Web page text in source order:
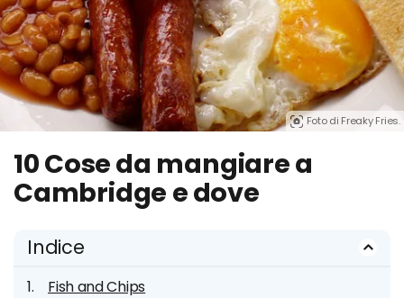
Foto di Freaky Fries.
10 Cose da mangiare a
Cambridge e dove
Indice
Fish and Chips